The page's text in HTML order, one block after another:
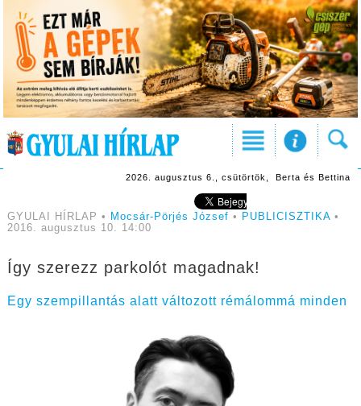
2026. augusztus 6., csütörtök, Berta és Bettina
GYULAI HÍRLAP • Mocsár-Pörjés József • PUBLICISZTIKA•
2016. augusztus 10. 14:00
Így szerezz parkolót magadnak!
Egy szempillantás alatt változott rémálommá minden